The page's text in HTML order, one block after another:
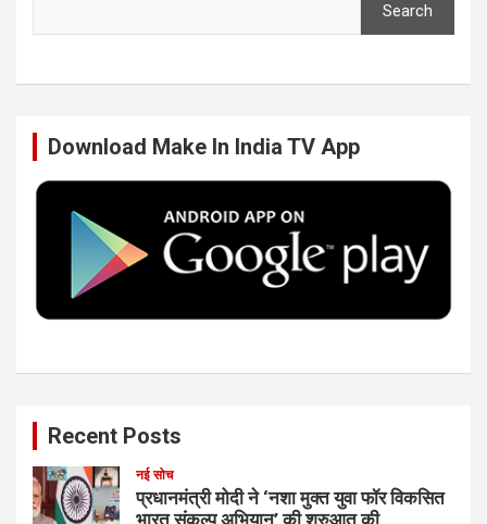
e
o
k
t
r
k
I
n
T
e
Search
Download Make In India TV App
Recent Posts
नई सोच
प्रधानमंत्री मोदी ने ‘नशा मुक्त युवा फॉर विकसित
भारत संकल्प अभियान’ की शुरुआत की